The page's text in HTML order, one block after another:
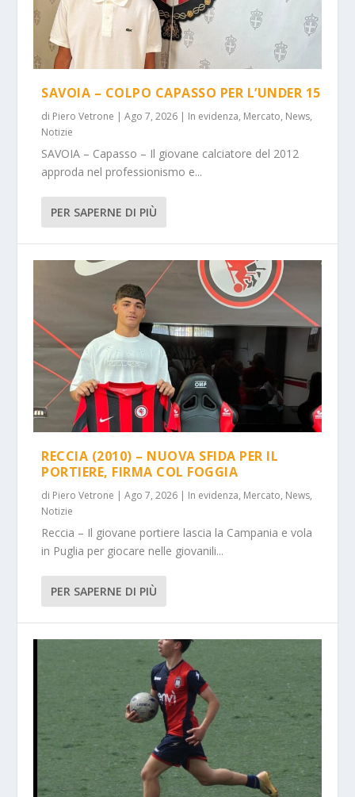
SAVOIA – COLPO CAPASSO PER L’UNDER 15
di Piero Vetrone |Ago 7, 2026 | In evidenza, Mercato, News,
Notizie
SAVOIA – Capasso – Il giovane calciatore del 2012
approda nel professionismo e...
PER SAPERNE DI PIÙ
RECCIA (2010) – NUOVA SFIDA PER IL
PORTIERE, FIRMA COL FOGGIA
di Piero Vetrone |Ago 7, 2026 | In evidenza, Mercato, News,
Notizie
Reccia – Il giovane portiere lascia la Campania e vola
in Puglia per giocare nelle giovanili...
PER SAPERNE DI PIÙ